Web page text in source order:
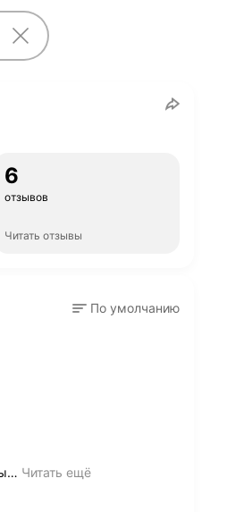
6
отзывов
Читать отзывы
По умолчанию
… Читать ещё